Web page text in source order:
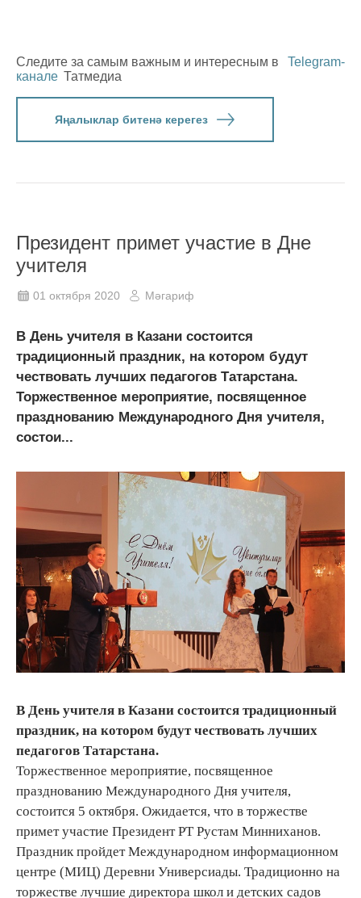
Следите за самым важным и интересным в
Telegram-
канале Татмедиа
Яңалыклар битенә керегез
Президент примет участие в Дне
учителя
01 октября 2020 Мәгариф
В День учителя в Казани состоится
традиционный праздник, на котором будут
чествовать лучших педагогов Татарстана.
Торжественное мероприятие, посвященное
празднованию Международного Дня учителя,
состои...
В День учителя в Казани состоится традиционный
праздник, на котором будут чествовать лучших
педагогов Татарстана.
Торжественное мероприятие, посвященное
празднованию Международного Дня учителя,
состоится 5 октября. Ожидается, что в торжестве
примет участие Президент РТ Рустам Минниханов.
Праздник пройдет Международном информационном
центре (МИЦ) Деревни Универсиады. Традиционно на
торжестве лучшие директора школ и детских садов